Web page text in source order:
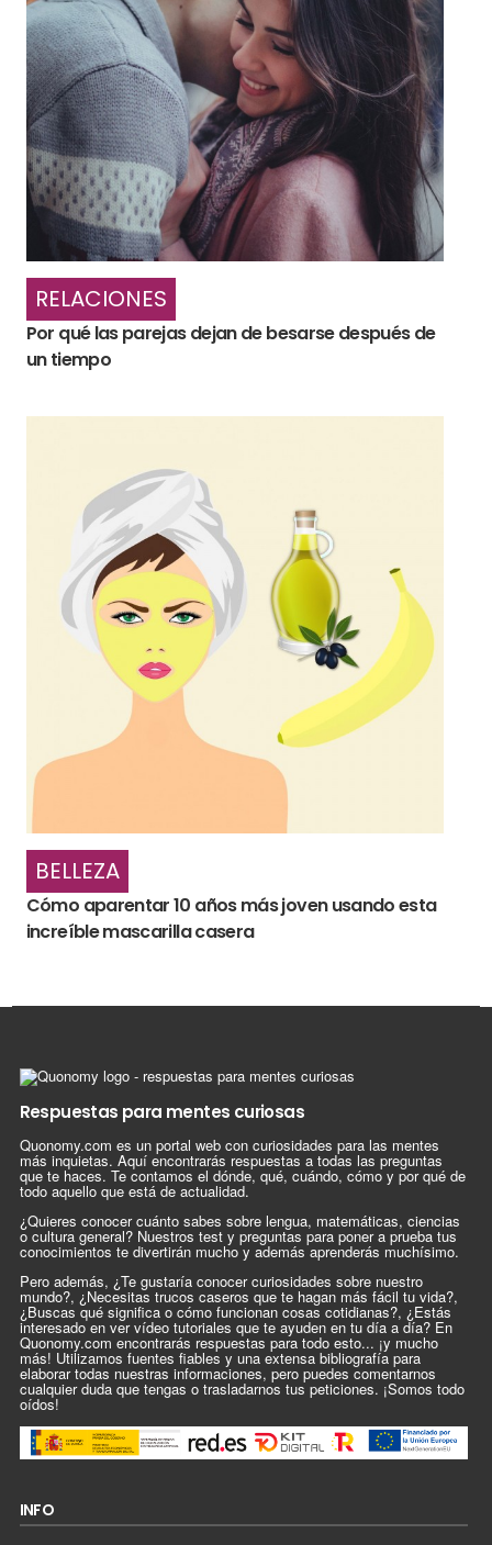
RELACIONES
Por qué las parejas dejan de besarse después de
un tiempo
BELLEZA
Cómo aparentar 10 años más joven usando esta
increíble mascarilla casera
Respuestas para mentes curiosas
Quonomy.com es un portal web con curiosidades para las mentes
más inquietas. Aquí encontrarás respuestas a todas las preguntas
que te haces. Te contamos el dónde, qué, cuándo, cómo y por qué de
todo aquello que está de actualidad.
¿Quieres conocer cuánto sabes sobre lengua, matemáticas, ciencias
o cultura general? Nuestros test y preguntas para poner a prueba tus
conocimientos te divertirán mucho y además aprenderás muchísimo.
Pero además, ¿Te gustaría conocer curiosidades sobre nuestro
mundo?, ¿Necesitas trucos caseros que te hagan más fácil tu vida?,
¿Buscas qué significa o cómo funcionan cosas cotidianas?, ¿Estás
interesado en ver vídeo tutoriales que te ayuden en tu día a día? En
Quonomy.com encontrarás respuestas para todo esto... ¡y mucho
más! Utilizamos fuentes fiables y una extensa bibliografía para
elaborar todas nuestras informaciones, pero puedes comentarnos
cualquier duda que tengas o trasladarnos tus peticiones. ¡Somos todo
oídos!
INFO